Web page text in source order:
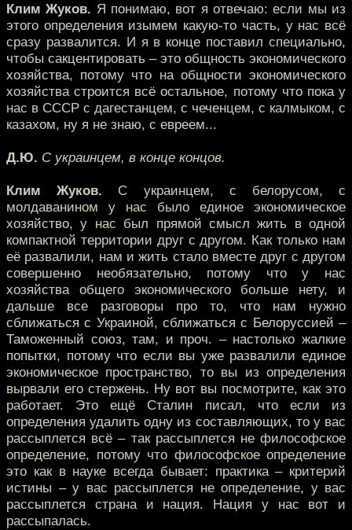
Клим Жуков. Я понимаю, вот я отвечаю: если мы из
этого определения изымем какую-то часть, у нас всё
сразу развалится. И я в конце поставил специально,
чтобы сакцентировать – это общность экономического
хозяйства, потому что на общности экономического
хозяйства строится всё остальное, потому что пока у
нас в СССР с дагестанцем, с чеченцем, с калмыком, с
казахом, ну я не знаю, с евреем...
Д.Ю. С украинцем, в конце концов.
Клим Жуков. С украинцем, с белорусом, с
молдаванином у нас было единое экономическое
хозяйство, у нас был прямой смысл жить в одной
компактной территории друг с другом. Как только нам
её развалили, нам и жить стало вместе друг с другом
совершенно необязательно, потому что у нас
хозяйства общего экономического больше нету, и
дальше все разговоры про то, что нам нужно
сближаться с Украиной, сближаться с Белоруссией –
Таможенный союз, там, и проч. – настолько жалкие
попытки, потому что если вы уже развалили единое
экономическое пространство, то вы из определения
вырвали его стержень. Ну вот вы посмотрите, как это
работает. Это ещё Сталин писал, что если из
определения удалить одну из составляющих, то у вас
рассыплется всё – так рассыплется не философское
определение, потому что философское определение
это как в науке всегда бывает: практика – критерий
истины – у вас рассыплется не определение, у вас
рассыплется страна и нация. Нация у нас вот и
рассыпалась.